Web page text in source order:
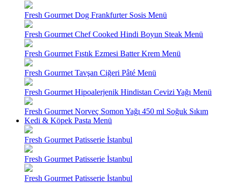
Fresh Gourmet Dog Frankfurter Sosis Menü
Fresh Gourmet Chef Cooked Hindi Boyun Steak Menü
Fresh Gourmet Fıstık Ezmesi Batter Krem Menü
Fresh Gourmet Tavşan Ciğeri Pâté Menü
Fresh Gourmet Hipoalerjenik Hindistan Cevizi Yağı Menü
Fresh Gourmet Norveç Somon Yağı 450 ml Soğuk Sıkım
Kedi & Köpek Pasta Menü
Fresh Gourmet Patisserie İstanbul
Fresh Gourmet Patisserie İstanbul
Fresh Gourmet Patisserie İstanbul